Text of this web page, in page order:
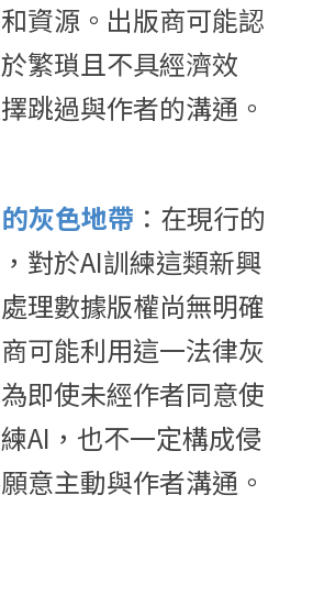
資源。出版商可能認
繁瑣且不具經濟效
跳過與作者的溝通。
灰色地帶 ：在現行的
對於AI訓練這類新興
理數據版權尚無明確
可能利用這一法律灰
即使未經作者同意使
AI，也不一定構成侵
意主動與作者溝通。